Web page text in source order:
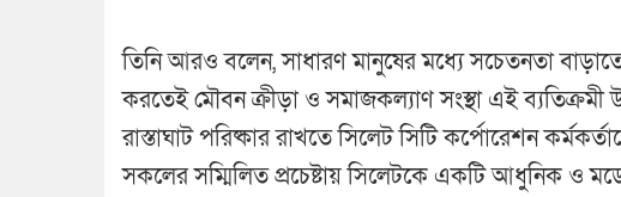
তিনি আরও বলেন, সাধারণ মানুষের মধ্যে সচেতনতা
করতেই মৌবন ক্রীড়া ও সমাজকল্যাণ সংস্থা এই ব্যতিক্রমী
রাস্তাঘাট পরিষ্কার রাখতে সিলেট সিটি কর্পোরেশন
সকলের সম্মিলিত প্রচেষ্টায় সিলেটকে একটি আধুনিক ও